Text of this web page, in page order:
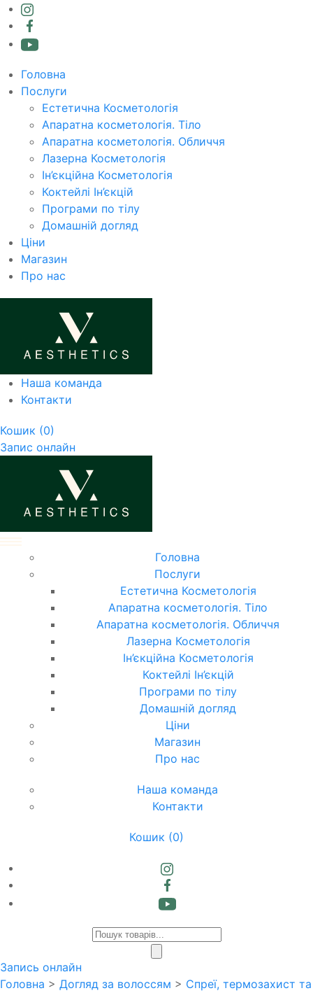
Головна
Послуги
Естетична Косметологія
Апаратна косметологія. Тіло
Апаратна косметологія. Обличчя
Лазерна Косметологія
Ін’єкційна Косметологія
Коктейлі Ін’єкцій
Програми по тілу
Домашній догляд
Ціни
Магазин
Про нас
Наша команда
Контакти
Кошик (0)
Запис онлайн
Головна
Послуги
Естетична Косметологія
Апаратна косметологія. Тіло
Апаратна косметологія. Обличчя
Лазерна Косметологія
Ін’єкційна Косметологія
Коктейлі Ін’єкцій
Програми по тілу
Домашній догляд
Ціни
Магазин
Про нас
Наша команда
Контакти
Кошик (0)
Products
Запись онлайн
Головна > Догляд за волоссям > Спреї, термозахист та